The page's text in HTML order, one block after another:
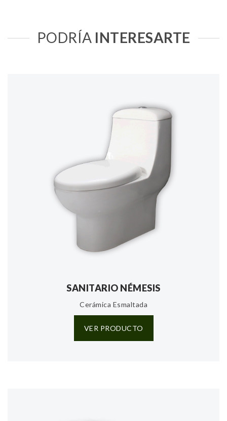
PODRÍA INTERESARTE
SANITARIO NÉMESIS
Cerámica Esmaltada
VER PRODUCTO